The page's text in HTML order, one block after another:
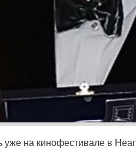
уже на кинофестивале в